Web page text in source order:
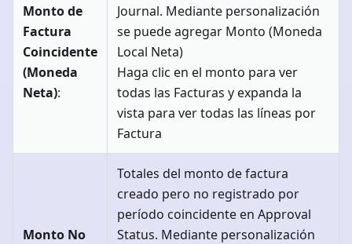
Monto de
Factura
Coincidente
(Moneda
Neta):
Journal. Mediante personalización
se puede agregar Monto (Moneda
Local Neta)
Haga clic en el monto para ver
todas las Facturas y expanda la
vista para ver todas las líneas por
Factura
Monto No
Totales del monto de factura
creado pero no registrado por
período coincidente en Approval
Status. Mediante personalización